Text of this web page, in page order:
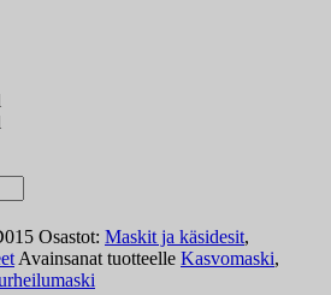
Osastot: Maskit ja käsidesit,
Avainsanat tuotteelle Kasvomaski,